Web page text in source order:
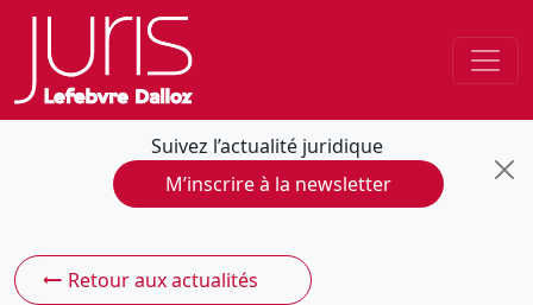
Suivez l’actualité juridique
M’inscrire à la newsletter
Retour aux actualités